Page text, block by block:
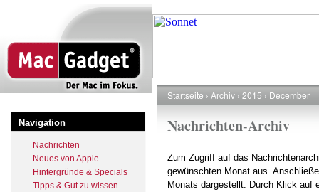
zum
Navigation
Nachrichten
Neues von Apple
Hintergründe & Specials
Tipps & Gut zu wissen
Pfadnavigation
Startseite Archiv 2015 December
Nachrichten-Archiv
Zum Zugriff auf das
gewünschten Monat aus.
Monats dargestellt. Durch Klick auf